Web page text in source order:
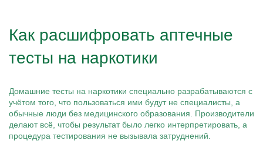
Как расшифровать аптечные
тесты на наркотики
Домашние тесты на наркотики специально разрабатываются с
учётом того, что пользоваться ими будут не специалисты, а
обычные люди без медицинского образования. Производители
делают всё, чтобы результат было легко интерпретировать, а
процедура тестирования не вызывала затруднений.